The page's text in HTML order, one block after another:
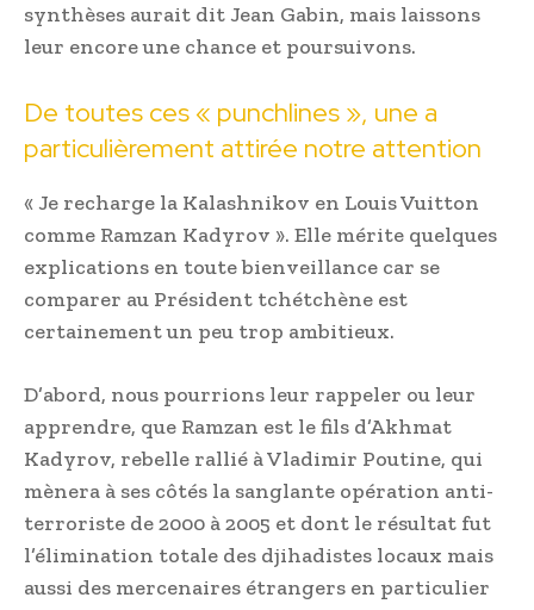
synthèses aurait dit Jean Gabin, mais laissons
leur encore une chance et poursuivons.
De toutes ces « punchlines », une a
particulièrement attirée notre attention
« Je recharge la Kalashnikov en Louis Vuitton
comme Ramzan Kadyrov ». Elle mérite quelques
explications en toute bienveillance car se
comparer au Président tchétchène est
certainement un peu trop ambitieux.
D’abord, nous pourrions leur rappeler ou leur
apprendre, que Ramzan est le fils d’Akhmat
Kadyrov, rebelle rallié à Vladimir Poutine, qui
mènera à ses côtés la sanglante opération anti-
terroriste de 2000 à 2005 et dont le résultat fut
l’élimination totale des djihadistes locaux mais
aussi des mercenaires étrangers en particulier